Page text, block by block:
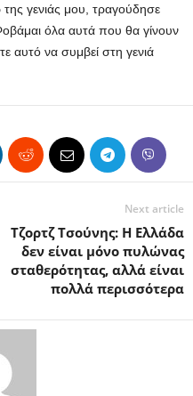
γενιάς μου, τραγούδησε
όλα αυτά που θα γίνουν
αυτό να συμβεί στη γενιά
Next article
Τζορτζ Τσούνης: H Ελλάδα
δεν είναι μόνο πυλώνας
σταθερότητας, αλλά είναι
πολλά περισσότερα